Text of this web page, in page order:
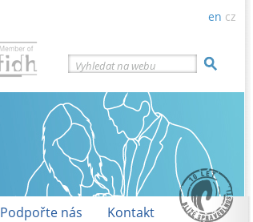
Vyhledat na webu
en cz
Podpořte nás Kontakt